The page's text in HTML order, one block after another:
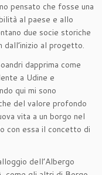
pensato che fosse una
al paese e allo
due socie storiche
dall’inizio al progetto.
dapprima come
a Udine e
qui mi sono
del valore profondo
vita a un borgo nel
con essa il concetto di
dell’Albergo